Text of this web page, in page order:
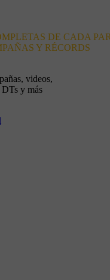
DE CADA
Y RÉCORDS
videos,
y más